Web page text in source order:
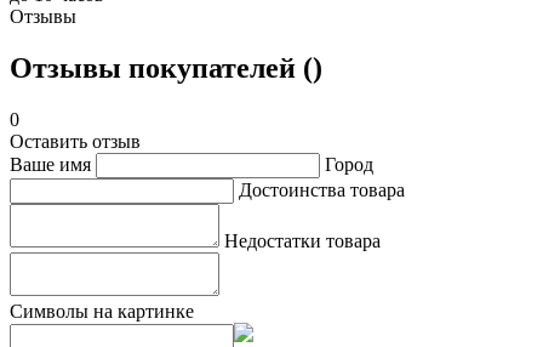
Отзывы
Отзывы покупателей ()
0
Оставить отзыв
Ваше имя
Город
Достоинства товара
Недостатки товара
Символы на картинке